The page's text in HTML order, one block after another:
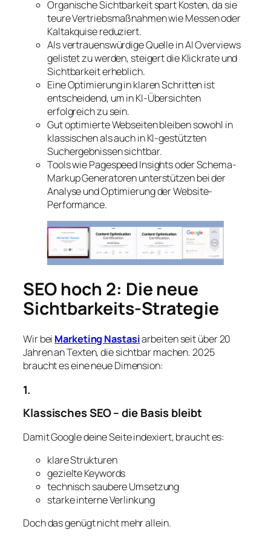
Organische Sichtbarkeit spart Kosten, da sie
teure Vertriebsmaßnahmen wie Messen oder
Kaltakquise reduziert.
Als vertrauenswürdige Quelle in AI Overviews
gelistet zu werden, steigert die Klickrate und
Sichtbarkeit erheblich.
Eine Optimierung in klaren Schritten ist
entscheidend, um in KI-Übersichten
erfolgreich zu sein.
Gut optimierte Webseiten bleiben sowohl in
klassischen als auch in KI-gestützten
Suchergebnissen sichtbar.
Tools wie Pagespeed Insights oder Schema-
Markup Generatoren unterstützen bei der
Analyse und Optimierung der Website-
Performance.
SEO hoch 2: Die neue
Sichtbarkeits-Strategie
Wir bei Marketing Nastasiarbeiten seit über 20
Jahren an Texten, die sichtbar machen. 2025
braucht es eine neue Dimension:
1.
Klassisches SEO – die Basis bleibt
Damit Google deine Seite indexiert, braucht es:
klare Strukturen
gezielte Keywords
technisch saubere Umsetzung
starke interne Verlinkung
Doch das genügt nicht mehr allein.